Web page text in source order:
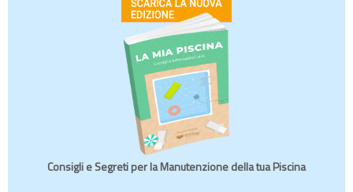
Consigli e Segreti per la Manutenzione della tua Piscina